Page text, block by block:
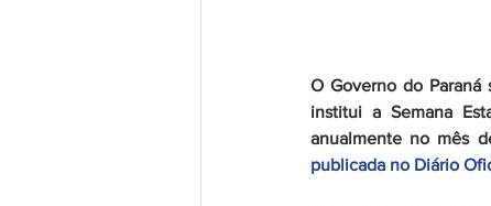
O Governo do Paraná
institui a Semana
anualmente no mês
publicada no Diário